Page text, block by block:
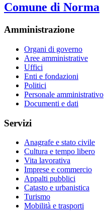
Comune di Norma
Amministrazione
Organi di governo
Aree amministrative
Uffici
Enti e fondazioni
Politici
Personale amministrativo
Documenti e dati
Servizi
Anagrafe e stato civile
Cultura e tempo libero
Vita lavorativa
Imprese e commercio
Appalti pubblici
Catasto e urbanistica
Turismo
Mobilità e trasporti